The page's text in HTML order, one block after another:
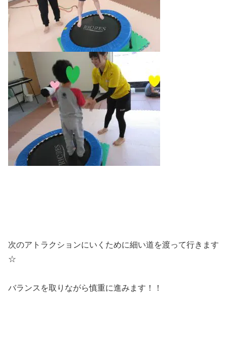
次のアトラクションにいくために細い道を渡って行きます
☆
バランスを取りながら慎重に進みます！！